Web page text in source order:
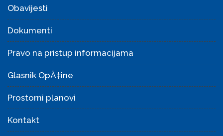
Obavijesti
Dokumenti
Pravo na pristup informacijama
Glasnik OpÄ‡ine
Prostorni planovi
Kontakt